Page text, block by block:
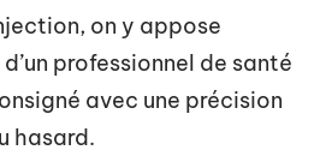
on y appose
professionnel de santé
avec une précision
hasard.